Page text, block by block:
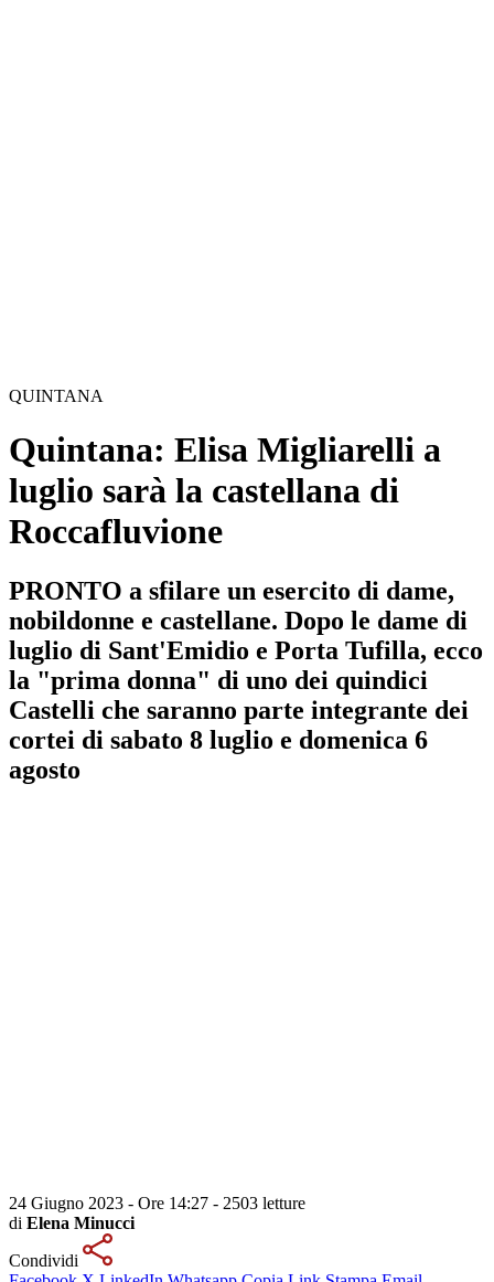
QUINTANA
Quintana: Elisa Migliarelli a
luglio sarà la castellana di
Roccafluvione
PRONTO a sfilare un esercito di dame,
nobildonne e castellane. Dopo le dame di
luglio di Sant'Emidio e Porta Tufilla, ecco
la "prima donna" di uno dei quindici
Castelli che saranno parte integrante dei
cortei di sabato 8 luglio e domenica 6
agosto
24 Giugno 2023 - Ore 14:27 - 2503 letture
di Elena Minucci
Condividi